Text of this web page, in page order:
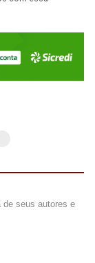
de seus autores e